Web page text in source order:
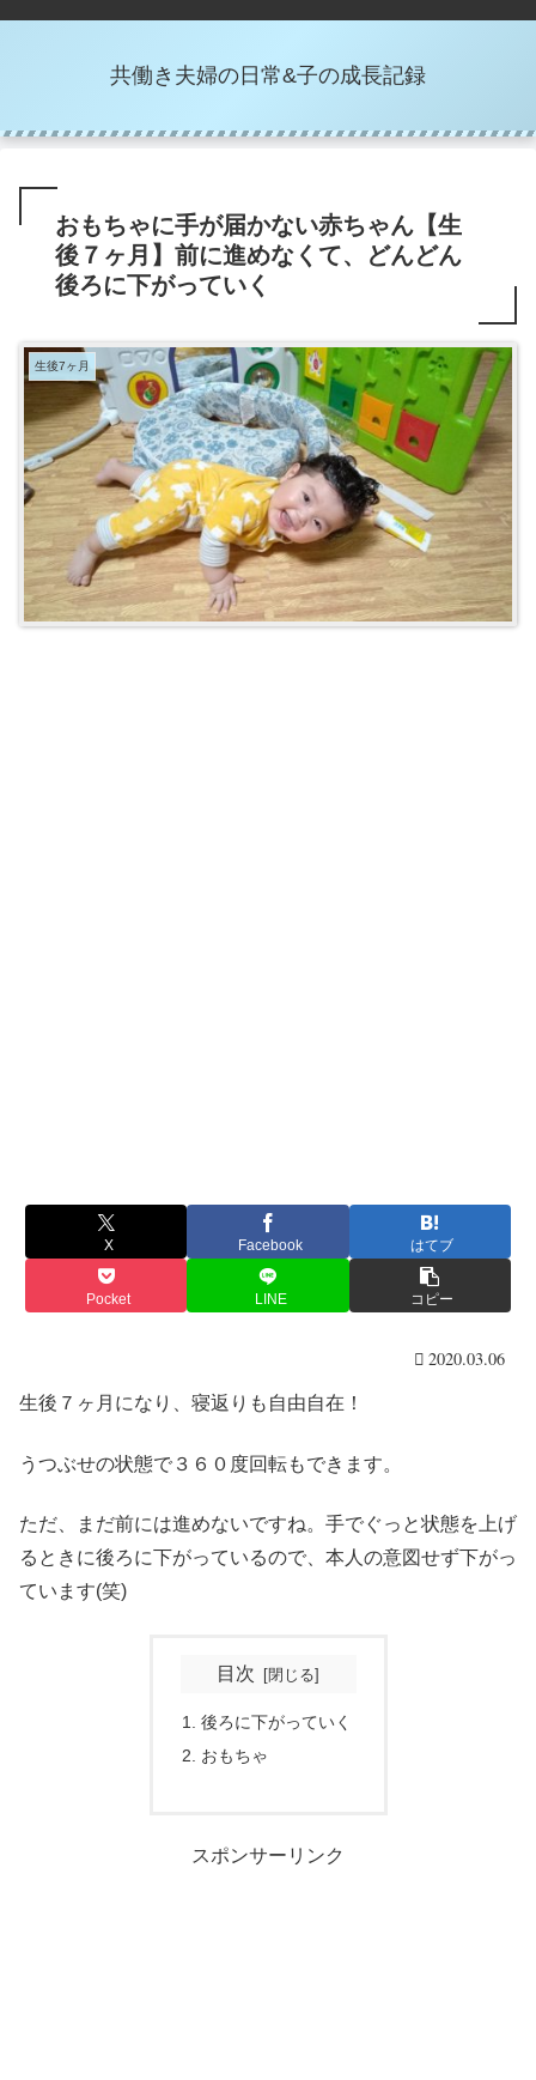
共働き夫婦の日常&子の成長記録
おもちゃに手が届かない赤ちゃん【生
後７ヶ月】前に進めなくて、どんどん
後ろに下がっていく
生後7ヶ月
X Facebook はてブ
Pocket LINE コピー
2020.03.06
生後７ヶ月になり、寝返りも自由自在！
うつぶせの状態で３６０度回転もできます。
ただ、まだ前には進めないですね。手でぐっと状態を上げ
るときに後ろに下がっているので、本人の意図せず下がっ
ています(笑)
目次
後ろに下がっていく
おもちゃ
スポンサーリンク